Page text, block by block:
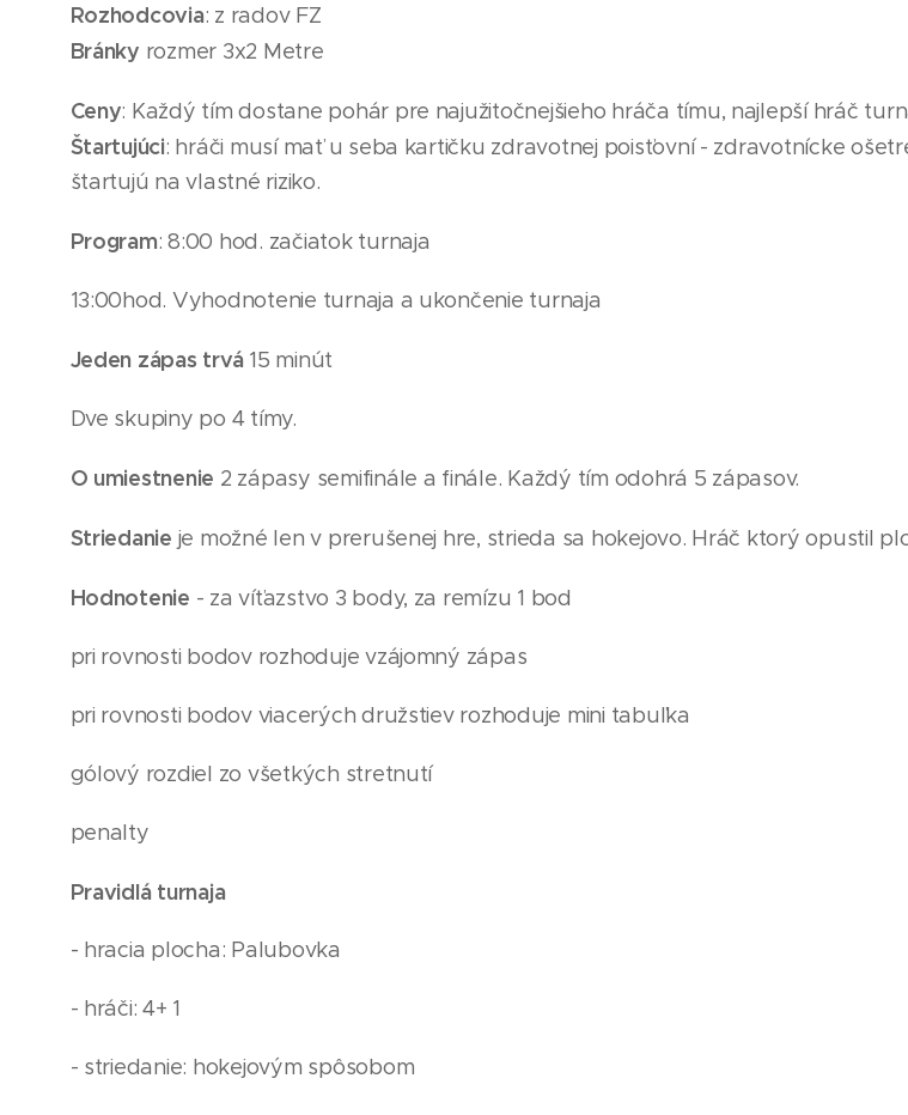
Rozhodcovia: z radov FZ
Bránky rozmer 3x2 Metre
Ceny: Každý tím dostane pohár pre najužitočnejšieho hráča tímu, najlepší hráč
Štartujúci: hráči musí mať u seba kartičku zdravotnej poisťovní - zdravotnícke
štartujú na vlastné riziko.
Program: 8:00 hod. začiatok turnaja
13:00hod. Vyhodnotenie turnaja a ukončenie turnaja
Jeden zápas trvá15 minút
Dve skupiny po 4tímy.
O umiestnenie 2 zápasy semifinále a finále. Každý tím odohrá 5 zápasov.
Striedanie je možné len v prerušenej hre, strieda sa hokejovo. Hráč ktorý opustil
Hodnotenie - za víťazstvo 3 body, za remízu 1 bod
pri rovnosti bodov rozhoduje vzájomný zápas
pri rovnosti bodov viacerých družstiev rozhoduje mini tabuľka
gólový rozdiel zo všetkých stretnutí
penalty
Pravidlá turnaja
- hracia plocha: Palubovka
- hráči: 4+ 1
- striedanie: hokejovým spôsobom